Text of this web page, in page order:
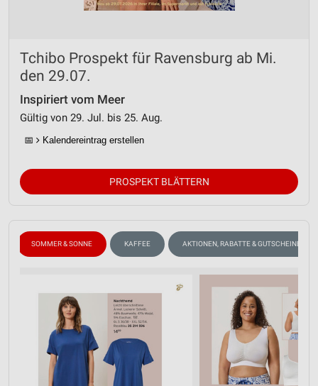
Tchibo Prospekt für Ravensburg ab Mi.
den 29.07.
Inspiriert vom Meer
Gültig von 29. Jul. bis 25. Aug.
📅 Kalendereintrag erstellen
PROSPEKT BLÄTTERN
SOMMER & SONNE KAFFEE AKTIONEN, RABATTE & GUTSCHEINE